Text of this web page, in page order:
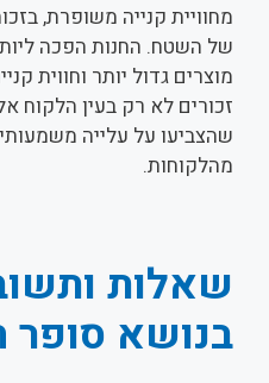
מחוויית קנייה משופרת,
של השטח. החנות הפכה
מוצרים גדול יותר וחווית
זכורים לא רק בעין הלקוח
שהצביעו על עלייה
מהלקוחות.
שאלות
בנושא סופר